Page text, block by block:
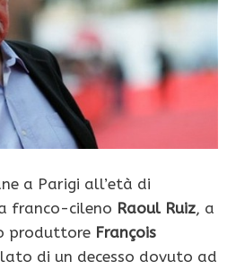
a Parigi all’età di
franco-cileno Raoul Ruiz, a
produttore François
di un decesso dovuto ad